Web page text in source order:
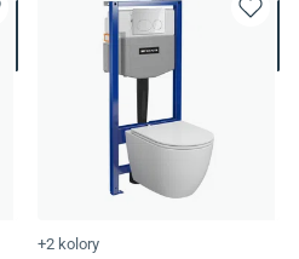
+2 kolory